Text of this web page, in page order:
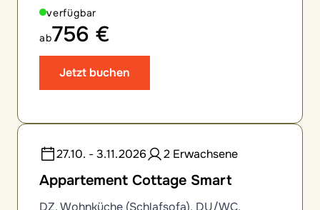
verfügbar
ab756 €
Jetzt buchen
27.10. - 3.11.2026 2 Erwachsene
Appartement Cottage Smart